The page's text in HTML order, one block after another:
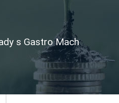
s Gastro Mach